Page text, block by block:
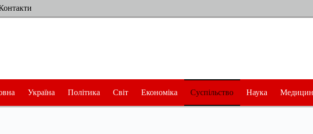
Україна Політика Світ Економіка Суспільство Наука